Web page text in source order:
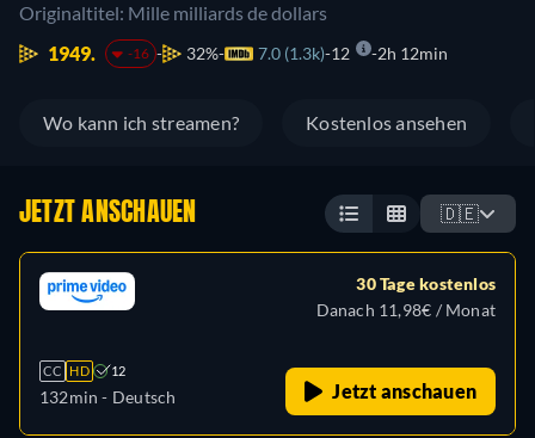
Originaltitel: Mille milliards de dollars
1949.
-16 32% 7.0 (1.3k) 12 2h 12min
Wo kann ich streamen? Kostenlos ansehen
JETZT ANSCHAUEN 🇩🇪
CC HD 12
132min - Deutsch
30 Tage kostenlos
Danach 11,98€ / Monat
Jetzt anschauen